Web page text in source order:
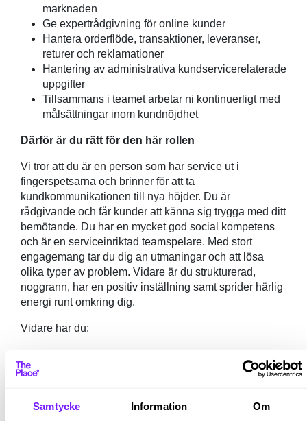
Samtycke Information Om
marknaden
Ge expertrådgivning för online kunder
Hantera orderflöde, transaktioner, leveranser,
returer och reklamationer
Hantering av administrativa kundservicerelaterade
uppgifter
Tillsammans i teamet arbetar ni kontinuerligt med
målsättningar inom kundnöjdhet
Därför är du rätt för den här rollen
Vi tror att du är en person som har service ut i
fingerspetsarna och brinner för att ta
kundkommunikationen till nya höjder. Du är
rådgivande och får kunder att känna sig trygga med ditt
bemötande. Du har en mycket god social kompetens
och är en serviceinriktad teamspelare. Med stort
engagemang tar du dig an utmaningar och att lösa
olika typer av problem. Vidare är du strukturerad,
noggrann, har en positiv inställning samt sprider härlig
energi runt omkring dig.
Vidare har du:
1–2 års erfarenhet av en servicerelaterad roll där
stylist/frisör, försäljning och/eller kundservice